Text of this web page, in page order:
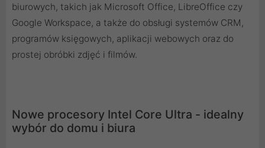
biurowych, takich jak Microsoft Office, LibreOffice czy
Google Workspace, a także do obsługi systemów CRM,
programów księgowych, aplikacji webowych oraz do
prostej obróbki zdjęć i filmów.
Nowe procesory Intel Core Ultra - idealny
wybór do domu i biura